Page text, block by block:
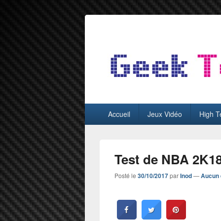
GeekTest
principalAccueil Jeux Vidéo High
Test de NBA
Posté le 30/10/2017parInod—Aucun